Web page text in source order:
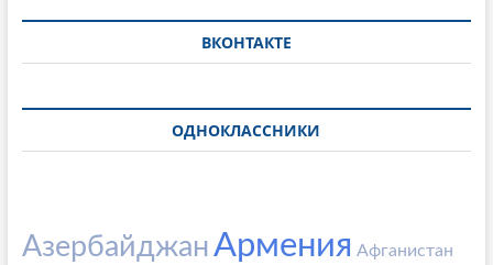
ВКОНТАКТЕ
ОДНОКЛАССНИКИ
АзербайджанАрмения Афганистан